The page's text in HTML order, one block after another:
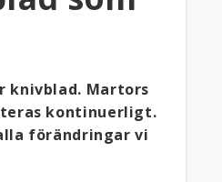
knivblad. Martors
kontinuerligt.
förändringar vi